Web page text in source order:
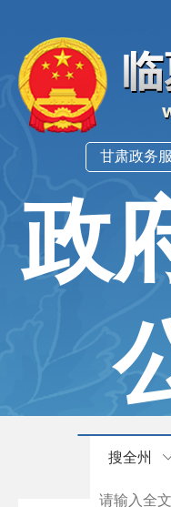
甘肃政务
政
搜全州